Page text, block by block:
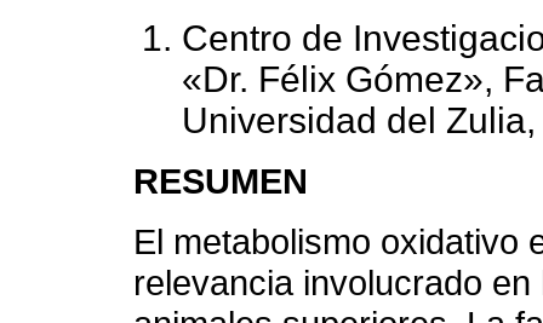
Centro de
«Dr. Félix Gómez»,
Universidad del
RESUMEN
El metabolismo oxidativo
relevancia involucrado